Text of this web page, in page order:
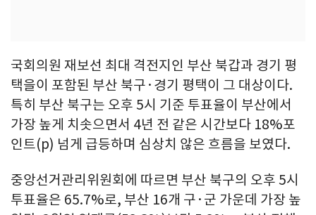
국회의원 재보선 최대 격전지인 부산 북갑과 경기 평
택을이 포함된 부산 북구·경기 평택이 그 대상이다.
특히 부산 북구는 오후 5시 기준 투표율이 부산에서
가장 높게 치솟으면서 4년 전 같은 시간보다 18%포
인트(p) 넘게 급등하며 심상치 않은 흐름을 보였다.
중앙선거관리위원회에 따르면 부산 북구의 오후 5시
투표율은 65.7%로, 부산 16개 구·군 가운데 가장 높